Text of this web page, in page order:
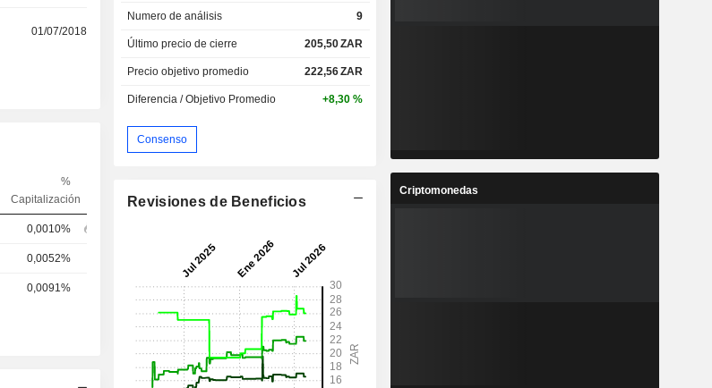
01/07/2018
%
Capitalización
0,0010%
0,0052%
0,0091%
Numero de análisis 9
Último precio de cierre 205,50ZAR
Precio objetivo promedio 222,56ZAR
Diferencia / Objetivo Promedio +8,30 %
Consenso
Revisiones de Beneficios
Criptomonedas